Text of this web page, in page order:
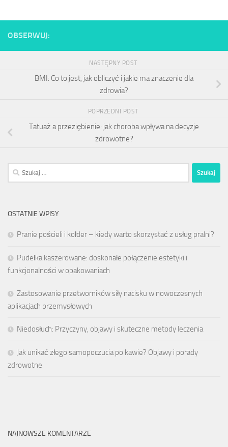
OBSERWUJ:
NASTĘPNY POST
BMI: Co to jest, jak obliczyć i jakie ma znaczenie dla
zdrowia?
POPRZEDNI POST
Tatuaż a przeziębienie: jak choroba wpływa na decyzje
zdrowotne?
Szukaj:
OSTATNIE WPISY
Pranie pościeli i kołder – kiedy warto skorzystać z usług pralni?
Pudełka kaszerowane: doskonałe połączenie estetyki i
funkcjonalności w opakowaniach
Zastosowanie przetworników siły nacisku w nowoczesnych
aplikacjach przemysłowych
Niedosłuch: Przyczyny, objawy i skuteczne metody leczenia
Jak unikać złego samopoczucia po kawie? Objawy i porady
zdrowotne
NAJNOWSZE KOMENTARZE